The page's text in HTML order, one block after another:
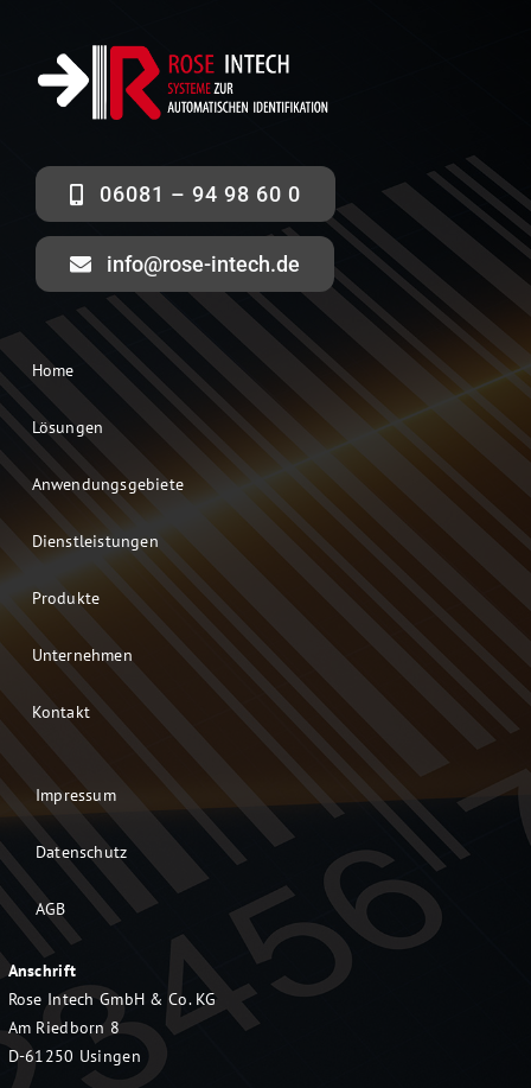
06081 – 94 98 60 0
info@rose-intech.de
Home
Lösungen
Anwendungsgebiete
Dienstleistungen
Produkte
Unternehmen
Kontakt
Impressum
Datenschutz
AGB
Anschrift
Rose Intech GmbH & Co. KG
Am Riedborn 8
D-61250 Usingen